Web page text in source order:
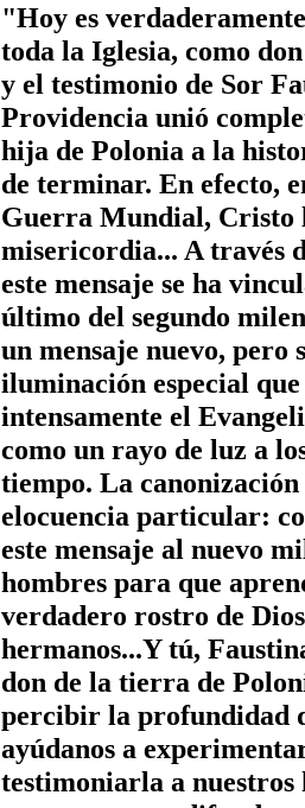
"Hoy es
toda la Iglesia, como
y el testimonio de Sor
Providencia unió
hija de Polonia a la
de terminar. En efecto,
Guerra Mundial, Cristo
misericordia... A través
este mensaje se ha
último del segundo
un mensaje nuevo, pero
iluminación especial
intensamente el
como un rayo de luz a
tiempo. La
elocuencia particular:
este mensaje al nuevo
hombres para que
verdadero rostro de
hermanos...Y tú,
don de la tierra de
percibir la profundidad
ayúdanos a
testimoniarla a nuestros